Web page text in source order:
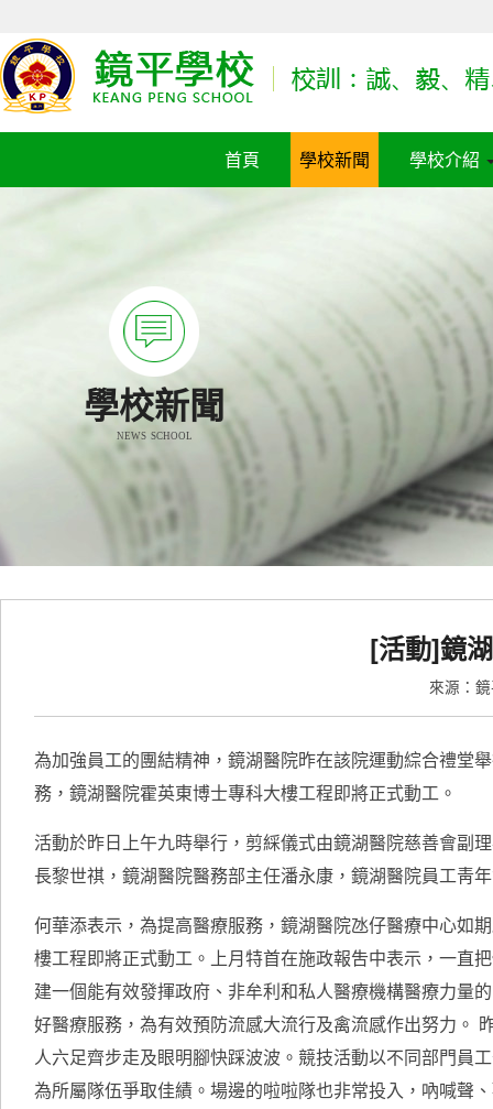
首頁 學校新聞 學校介紹
學校新聞
NEWS SCHOOL
[活動]鏡
來源：
為加強員工的團結精神，鏡湖醫院昨在該院運動綜合禮堂
務，鏡湖醫院霍英東博士專科大樓工程即將正式動工。
活動於昨日上午九時舉行，剪綵儀式由鏡湖醫院慈善會副
長黎世祺，鏡湖醫院醫務部主任潘永康，鏡湖醫院員工靑
何華添表示，為提高醫療服務，鏡湖醫院氹仔醫療中心如
樓工程即將正式動工。上月特首在施政報吿中表示，一直
建一個能有效發揮政府、非牟利和私人醫療機構醫療力量
好醫療服務，為有效預防流感大流行及禽流感作出努力。
人六足齊步走及眼明腳快踩波波。競技活動以不同部門員
為所屬隊伍爭取佳績。場邊的啦啦隊也非常投入，吶喊聲